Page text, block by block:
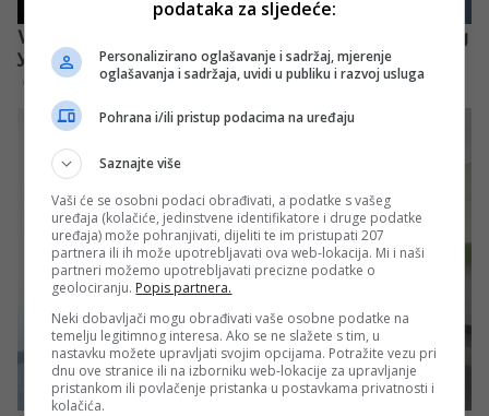
podataka za sljedeće:
Personalizirano oglašavanje i sadržaj, mjerenje
oglašavanja i sadržaja, uvidi u publiku i razvoj usluga
Pohrana i/ili pristup podacima na uređaju
Saznajte više
Vaši će se osobni podaci obrađivati, a podatke s vašeg
uređaja (kolačiće, jedinstvene identifikatore i druge podatke
uređaja) može pohranjivati, dijeliti te im pristupati 207
partnera ili ih može upotrebljavati ova web-lokacija. Mi i naši
partneri možemo upotrebljavati precizne podatke o
geolociranju. Popis partnera.
Neki dobavljači mogu obrađivati vaše osobne podatke na
temelju legitimnog interesa. Ako se ne slažete s tim, u
nastavku možete upravljati svojim opcijama. Potražite vezu pri
dnu ove stranice ili na izborniku web-lokacije za upravljanje
pristankom ili povlačenje pristanka u postavkama privatnosti i
kolačića.